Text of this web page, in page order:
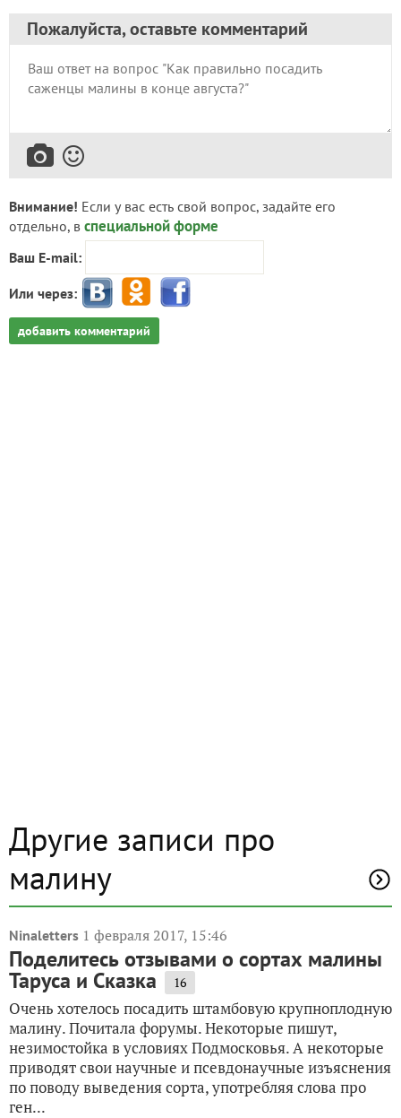
Пожалуйста, оставьте комментарий
Внимание! Если у вас есть свой вопрос, задайте его
отдельно, в специальной форме
Ваш E-mail:
Или через:
добавить комментарий
Другие записи про
малину
Ninaletters 1 февраля 2017, 15:46
Поделитесь отзывами о сортах малины
Таруса и Сказка 16
Очень хотелось посадить штамбовую крупноплодную
малину. Почитала форумы. Некоторые пишут,
незимостойка в условиях Подмосковья. А некоторые
приводят свои научные и псевдонаучные изъяснения
по поводу выведения сорта, употребляя слова про
ген...